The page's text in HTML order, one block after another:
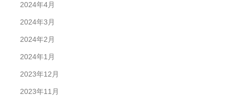
2024年4月
2024年3月
2024年2月
2024年1月
2023年12月
2023年11月